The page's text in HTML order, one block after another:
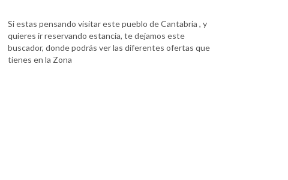
Si estas pensando visitar este pueblo de Cantabria , y
quieres ir reservando estancia, te dejamos este
buscador, donde podrás ver las diferentes ofertas que
tienes en la Zona